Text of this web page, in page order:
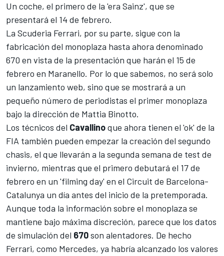
Un coche, el primero de la 'era Sainz', que se
presentará el 14 de febrero.
La Scuderia Ferrari, por su parte, sigue con la
fabricación del monoplaza hasta ahora denominado
670 en vista de la presentación que harán el 15 de
febrero en Maranello. Por lo que sabemos, no será solo
un lanzamiento web, sino que se mostrará a un
pequeño número de periodistas el primer monoplaza
bajo la dirección de Mattia Binotto.
Los técnicos del Cavallinoque ahora tienen el 'ok' de la
FIA también pueden empezar la creación del segundo
chasis, el que llevarán a la segunda semana de test de
invierno, ​​mientras que el primero debutará el 17 de
febrero en un 'filming day' en el Circuit de Barcelona-
Catalunya un día antes del inicio de la pretemporada.
Aunque toda la información sobre el monoplaza se
mantiene bajo máxima discreción, parece que los datos
de simulación del 670son alentadores. De hecho
Ferrari, como Mercedes, ya habría alcanzado los valores